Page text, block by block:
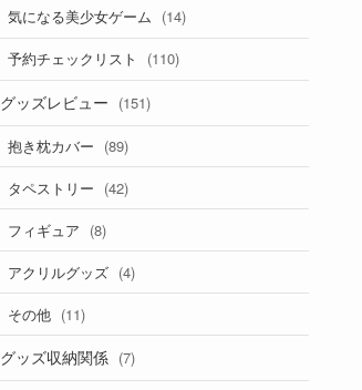
気になる美少女ゲーム (14)
予約チェックリスト (110)
グッズレビュー (151)
抱き枕カバー (89)
タペストリー (42)
フィギュア (8)
アクリルグッズ (4)
その他 (11)
グッズ収納関係 (7)